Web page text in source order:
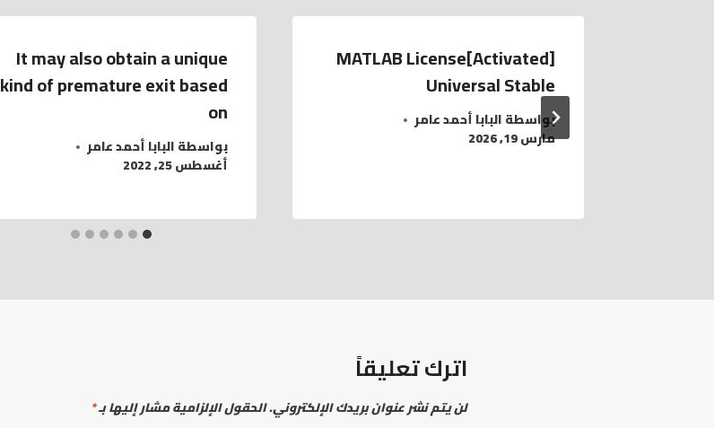
MATLAB License[Activated]
Universal Stable
بواسطةالبابا أحمد عامر
مارس 19, 2026
It may also obtain a unique
kind of premature exit based
on
بواسطةالبابا أحمد عامر
أغسطس 25, 2022
اترك تعليقاً
لن يتم نشر عنوان بريدك الإلكتروني.الحقول الإلزامية مشار إليها بـ*